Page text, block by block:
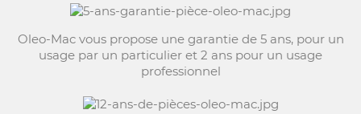
Oleo-Mac vous propose une garantie de 5 ans, pour un
usage par un particulier et 2 ans pour un usage
professionnel